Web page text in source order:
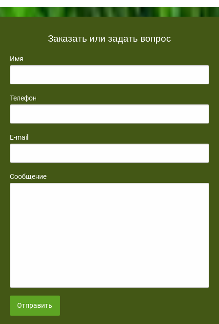
Заказать или задать вопрос
Имя
Телефон
E-mail
Сообщение
Отправить